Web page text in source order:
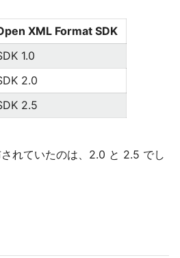
XML Format SDK
1.0
2.0
2.5
れていたのは、2.0 と 2.5 でし